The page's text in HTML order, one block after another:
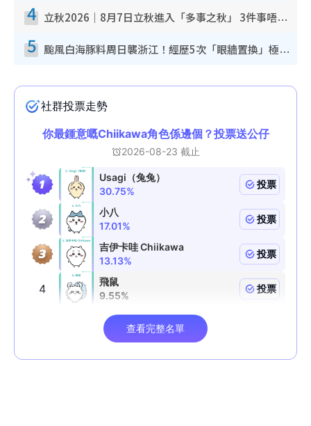
4 立秋2026｜8月7日立秋進入「多事之秋」 3件事唔做得！專家教6招開運 清枱頭／銀包納氣接好運
5 颱風白海豚料周日襲浙江！經歷5次「眼牆置換」極罕見 成登陸內地最長途颱風